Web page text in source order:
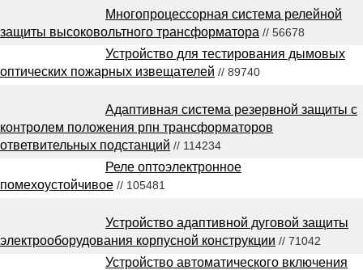
Многопроцессорная система релейной
защиты высоковольтного трансформатора // 56678
Устройство для тестирования дымовых
оптических пожарных извещателей // 89740
Адаптивная система резервной защиты с
контролем положения рпн трансформаторов
ответвительных подстанций // 114234
Реле оптоэлектронное
помехоустойчивое // 105481
Устройство адаптивной дуговой защиты
электрооборудования корпусной конструкции // 71042
Устройство автоматического включения